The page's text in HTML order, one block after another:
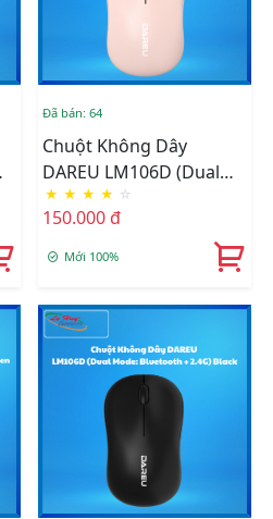
Đã bán: 64
Chuột Không Dây
DAREU LM106D (Dual
Mode: Bluetooth + 2.4G)
Pink
★ ★ ★ ★ ☆
150.000 đ
Mới 100%